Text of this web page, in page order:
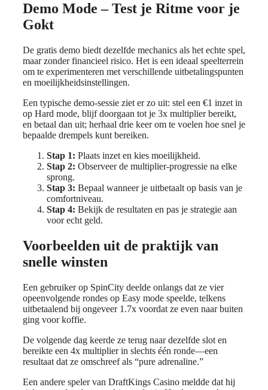
Demo Mode – Test je Ritme voor je
Gokt
De gratis demo biedt dezelfde mechanics als het echte spel,
maar zonder financieel risico. Het is een ideaal speelterrein
om te experimenteren met verschillende uitbetalingspunten
en moeilijkheidsinstellingen.
Een typische demo‑sessie ziet er zo uit: stel een €1 inzet in
op Hard mode, blijf doorgaan tot je 3x multiplier bereikt,
en betaal dan uit; herhaal drie keer om te voelen hoe snel je
bepaalde drempels kunt bereiken.
Stap 1: Plaats inzet en kies moeilijkheid.
Stap 2: Observeer de multiplier‑progressie na elke
sprong.
Stap 3: Bepaal wanneer je uitbetaalt op basis van je
comfortniveau.
Stap 4: Bekijk de resultaten en pas je strategie aan
voor echt geld.
Voorbeelden uit de praktijk van
snelle winsten
Een gebruiker op SpinCity deelde onlangs dat ze vier
opeenvolgende rondes op Easy mode speelde, telkens
uitbetaalend bij ongeveer 1.7x voordat ze even naar buiten
ging voor koffie.
De volgende dag keerde ze terug naar dezelfde slot en
bereikte een 4x multiplier in slechts één ronde—een
resultaat dat ze omschreef als “pure adrenaline.”
Een andere speler van DraftKings Casino meldde dat hij